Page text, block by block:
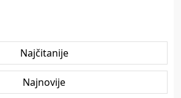
Najčitanije
Najnovije